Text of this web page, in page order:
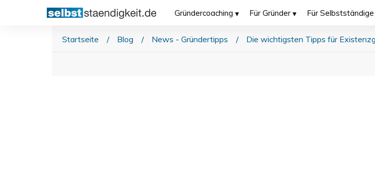
Gründercoaching Für Gründer Für Selbstständige
Startseite / Blog / News - Gründertipps / Die wichtigsten Tipps für